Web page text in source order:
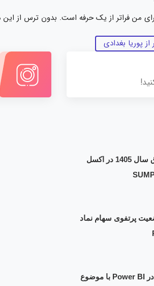
من فراتر از یک حرفه است. بدون ترس از
پوریا بغدادی
محاسبه مالیات حقوق سال 1405 در اکسل
پرتفوی سهام نماد
نمونه کار تحلیل داده در Power BI با موضوع